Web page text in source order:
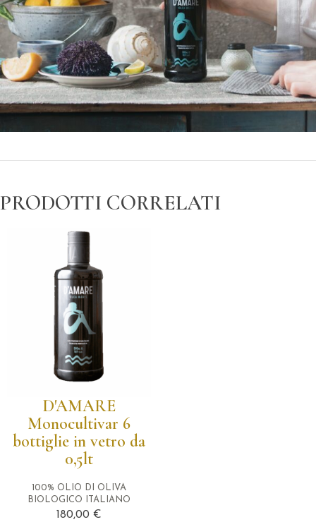
PRODOTTI CORRELATI
D'AMARE
Monocultivar 6
bottiglie in vetro da
0,5lt
100% OLIO DI OLIVA
BIOLOGICO ITALIANO
180,00 €